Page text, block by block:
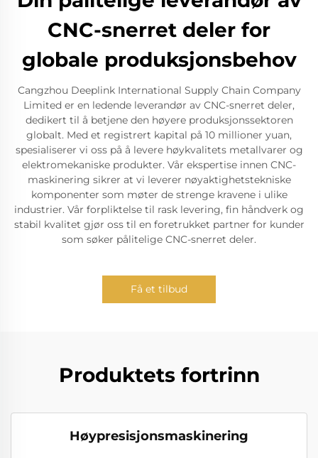
CNC-snerret deler for
globale produksjonsbehov
Cangzhou Deeplink International Supply Chain Company
Limited er en ledende leverandør av CNC-snerret deler,
dedikert til å betjene den høyere produksjonssektoren
globalt. Med et registrert kapital på 10 millioner yuan,
spesialiserer vi oss på å levere høykvalitets metallvarer og
elektromekaniske produkter. Vår ekspertise innen CNC-
maskinering sikrer at vi leverer nøyaktighetstekniske
komponenter som møter de strenge kravene i ulike
industrier. Vår forpliktelse til rask levering, fin håndverk og
stabil kvalitet gjør oss til en foretrukket partner for kunder
som søker pålitelige CNC-snerret deler.
Få et tilbud
Produktets fortrinn
Høypresisjonsmaskinering